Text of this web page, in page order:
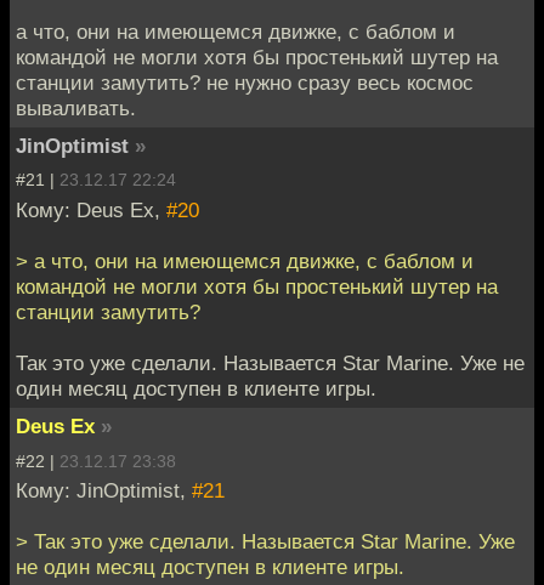
а что, они на имеющемся движке, с баблом и
командой не могли хотя бы простенький шутер на
станции замутить? не нужно сразу весь космос
вываливать.
JinOptimist »
#21 | 23.12.17 22:24
Кому: Deus Ex, #20
> а что, они на имеющемся движке, с баблом и
командой не могли хотя бы простенький шутер на
станции замутить?
Так это уже сделали. Называется Star Marine. Уже не
один месяц доступен в клиенте игры.
Deus Ex »
#22 | 23.12.17 23:38
Кому: JinOptimist, #21
> Так это уже сделали. Называется Star Marine. Уже
не один месяц доступен в клиенте игры.